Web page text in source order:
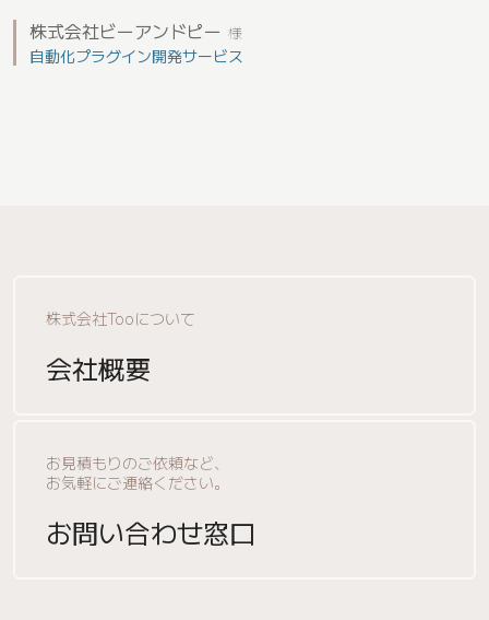
株式会社ビーアンドピー 様
自動化プラグイン開発サービス
株式会社Tooについて
会社概要
お見積もりのご依頼など、
お気軽にご連絡ください。
お問い合わせ窓口